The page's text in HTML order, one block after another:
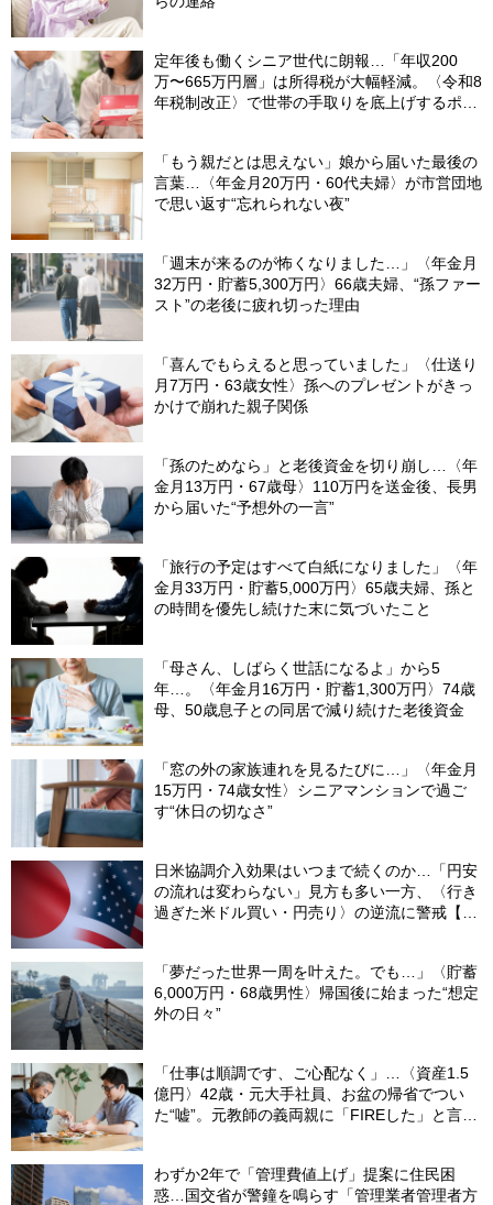
定年後も働くシニア世代に朗報…「年収200
万〜665万円層」は所得税が大幅軽減。〈令和8
年税制改正〉で世帯の手取りを底上げするポイ
「もう親だとは思えない」娘から届いた最後の
言葉…〈年金月20万円・60代夫婦〉が市営団地
で思い返す“忘れられない夜”
「週末が来るのが怖くなりました…」〈年金月
32万円・貯蓄5,300万円〉66歳夫婦、“孫ファー
スト”の老後に疲れ切った理由
「喜んでもらえると思っていました」〈仕送り
月7万円・63歳女性〉孫へのプレゼントがきっ
かけで崩れた親子関係
「孫のためなら」と老後資金を切り崩し…〈年
金月13万円・67歳母〉110万円を送金後、長男
から届いた“予想外の一言”
「旅行の予定はすべて白紙になりました」〈年
金月33万円・貯蓄5,000万円〉65歳夫婦、孫と
の時間を優先し続けた末に気づいたこと
「母さん、しばらく世話になるよ」から5
年…。〈年金月16万円・貯蓄1,300万円〉74歳
母、50歳息子との同居で減り続けた老後資金
「窓の外の家族連れを見るたびに…」〈年金月
15万円・74歳女性〉シニアマンションで過ご
す“休日の切なさ”
日米協調介入効果はいつまで続くのか…「円安
の流れは変わらない」見方も多い一方、〈行き
過ぎた米ドル買い・円売り〉の逆流に警戒【8
「夢だった世界一周を叶えた。でも…」〈貯蓄
6,000万円・68歳男性〉帰国後に始まった“想定
外の日々”
「仕事は順調です、ご心配なく」…〈資産1.5
億円〉42歳・元大手社員、お盆の帰省でつい
た“嘘”。元教師の義両親に「FIREした」と言え
わずか2年で「管理費値上げ」提案に住民困
惑…国交省が警鐘を鳴らす「管理業者管理者方